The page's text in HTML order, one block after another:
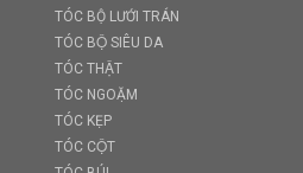
TÓC BỘ LƯỚI TRÁN
TÓC BỘ SIÊU DA
TÓC THẬT
TÓC NGOẶM
TÓC KẸP
TÓC CỘT